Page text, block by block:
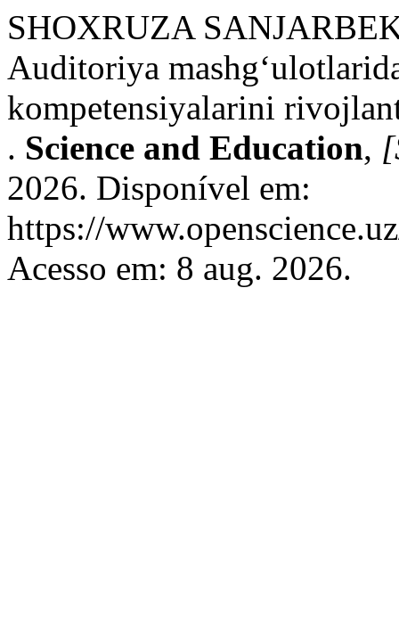
SHOXRUZA
Auditoriya
kompetensiyalarini
. Science and Education,
2026. Disponível em:
https://
Acesso em: 8 aug. 2026.